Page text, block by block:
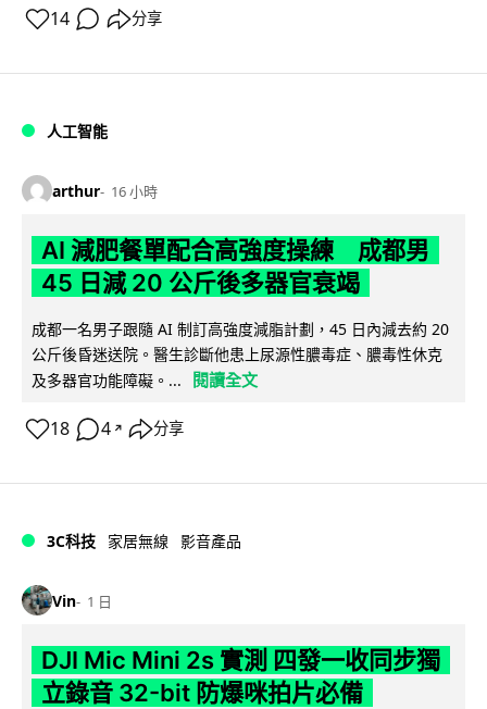
14 分享
人工智能
arthur 16 小時
AI 減肥餐單配合高強度操練 成都男
45 日減 20 公斤後多器官衰竭
成都一名男子跟隨 AI 制訂高強度減脂計劃，45 日內減去約 20
公斤後昏迷送院。醫生診斷他患上尿源性膿毒症、膿毒性休克
及多器官功能障礙。...
閱讀全文
18 4 ↗ 分享
3C科技 家居無線 影音產品
Vin 1 日
DJI Mic Mini 2s 實測 四發一收同步獨
立錄音 32-bit 防爆咪拍片必備